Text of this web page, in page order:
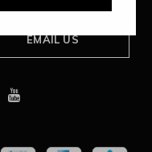
EMAIL US